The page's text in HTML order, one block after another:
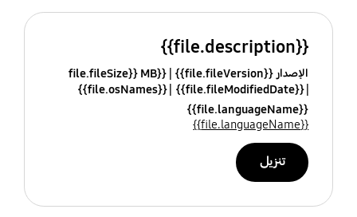
{{file.description}}
الإصدار {{file.fileVersion}}
{{file.fileSize}} MB
{{file.fileModifiedDate}}
{{file.osNames}}
{{file.languageName}}
{{file.languageName}}
تنزيل